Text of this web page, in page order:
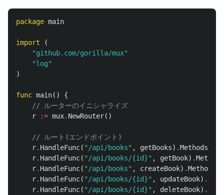
package main
import
(
"github.com/gorilla/mux"
"log"
)
func main()
{
// ルーターのイニシャライズ
r
:= mux. NewRouter()
// ルート(エンドポイント)
r. HandleFunc( "/api/books" , getBooks) .Methods
r. HandleFunc( "/api/books/{id}" , getBook) .Methods
r. HandleFunc( "/api/books" , createBook) .Methods
r. HandleFunc( "/api/books/{id}" , updateBook) .
r. HandleFunc( "/api/books/{id}" , deleteBook) .